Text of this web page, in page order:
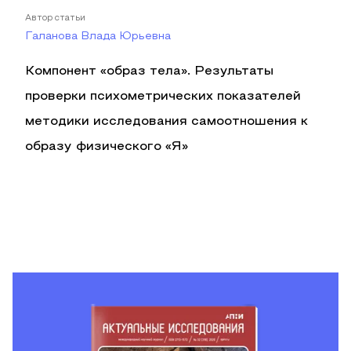
Автор статьи
Галанова Влада Юрьевна
Компонент «образ тела». Результаты
проверки психометрических показателей
методики исследования самоотношения к
образу физического «Я»